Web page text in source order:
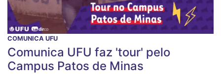
COMUNICA UFU
Comunica UFU faz 'tour' pelo
Campus Patos de Minas